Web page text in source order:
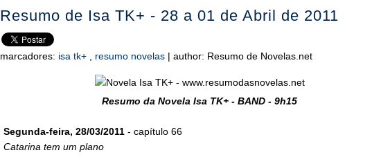
Resumo de Isa TK+ - 28 a 01 de Abril de 2011
marcadores: isa tk+ resumo novelas | author: Resumo de Novelas.net
Resumo da Novela Isa TK+ - BAND - 9h15
Segunda-feira, 28/03/2011- capítulo 66
Catarina tem um plano